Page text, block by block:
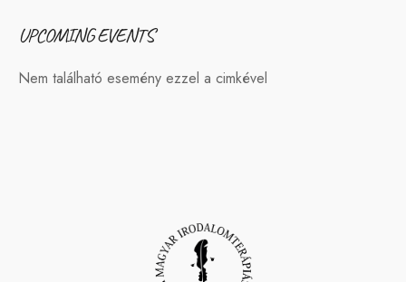
UPCOMING EVENTS
Nem található esemény ezzel a cimkével